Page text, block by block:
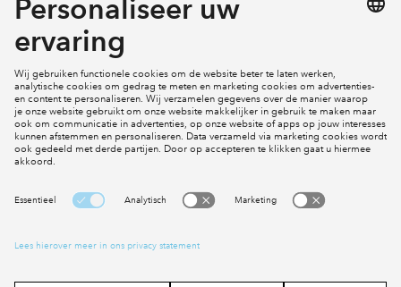
Mijn profiel
Social Media
Cookies